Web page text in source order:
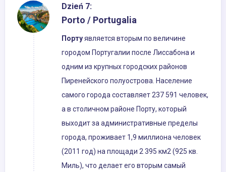
Dzień 7:
Porto / Portugalia
Портуявляется вторым по величине
городом Португалии после Лиссабона и
одним из крупных городских районов
Пиренейского полуострова. Население
самого города составляет 237 591 человек,
а в столичном районе Порту, который
выходит за административные пределы
города, проживает 1,9 миллиона человек
(2011 год) на площади 2 395 км2 (925 кв.
Миль), что делает его вторым самый